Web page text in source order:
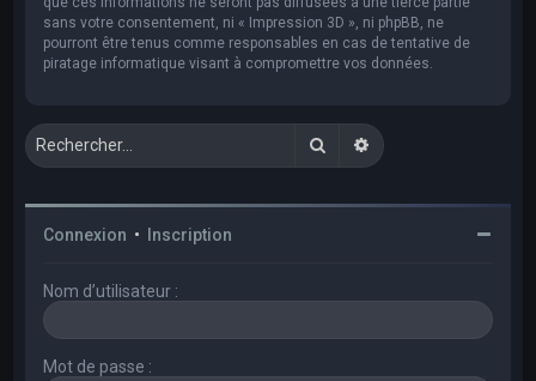
sans votre consentement, ni « Impression 3D », ni phpBB, ne
pourront être tenus comme responsables en cas de tentative de
piratage informatique visant à compromettre vos données.
RechercherRecherche avancée
Connexion • Inscription
Nom d’utilisateur :
Mot de passe :